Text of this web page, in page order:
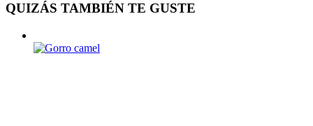
QUIZÁS TAMBIÉN TE GUSTE